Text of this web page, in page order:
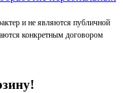
и не являются публичной
конкретным договором